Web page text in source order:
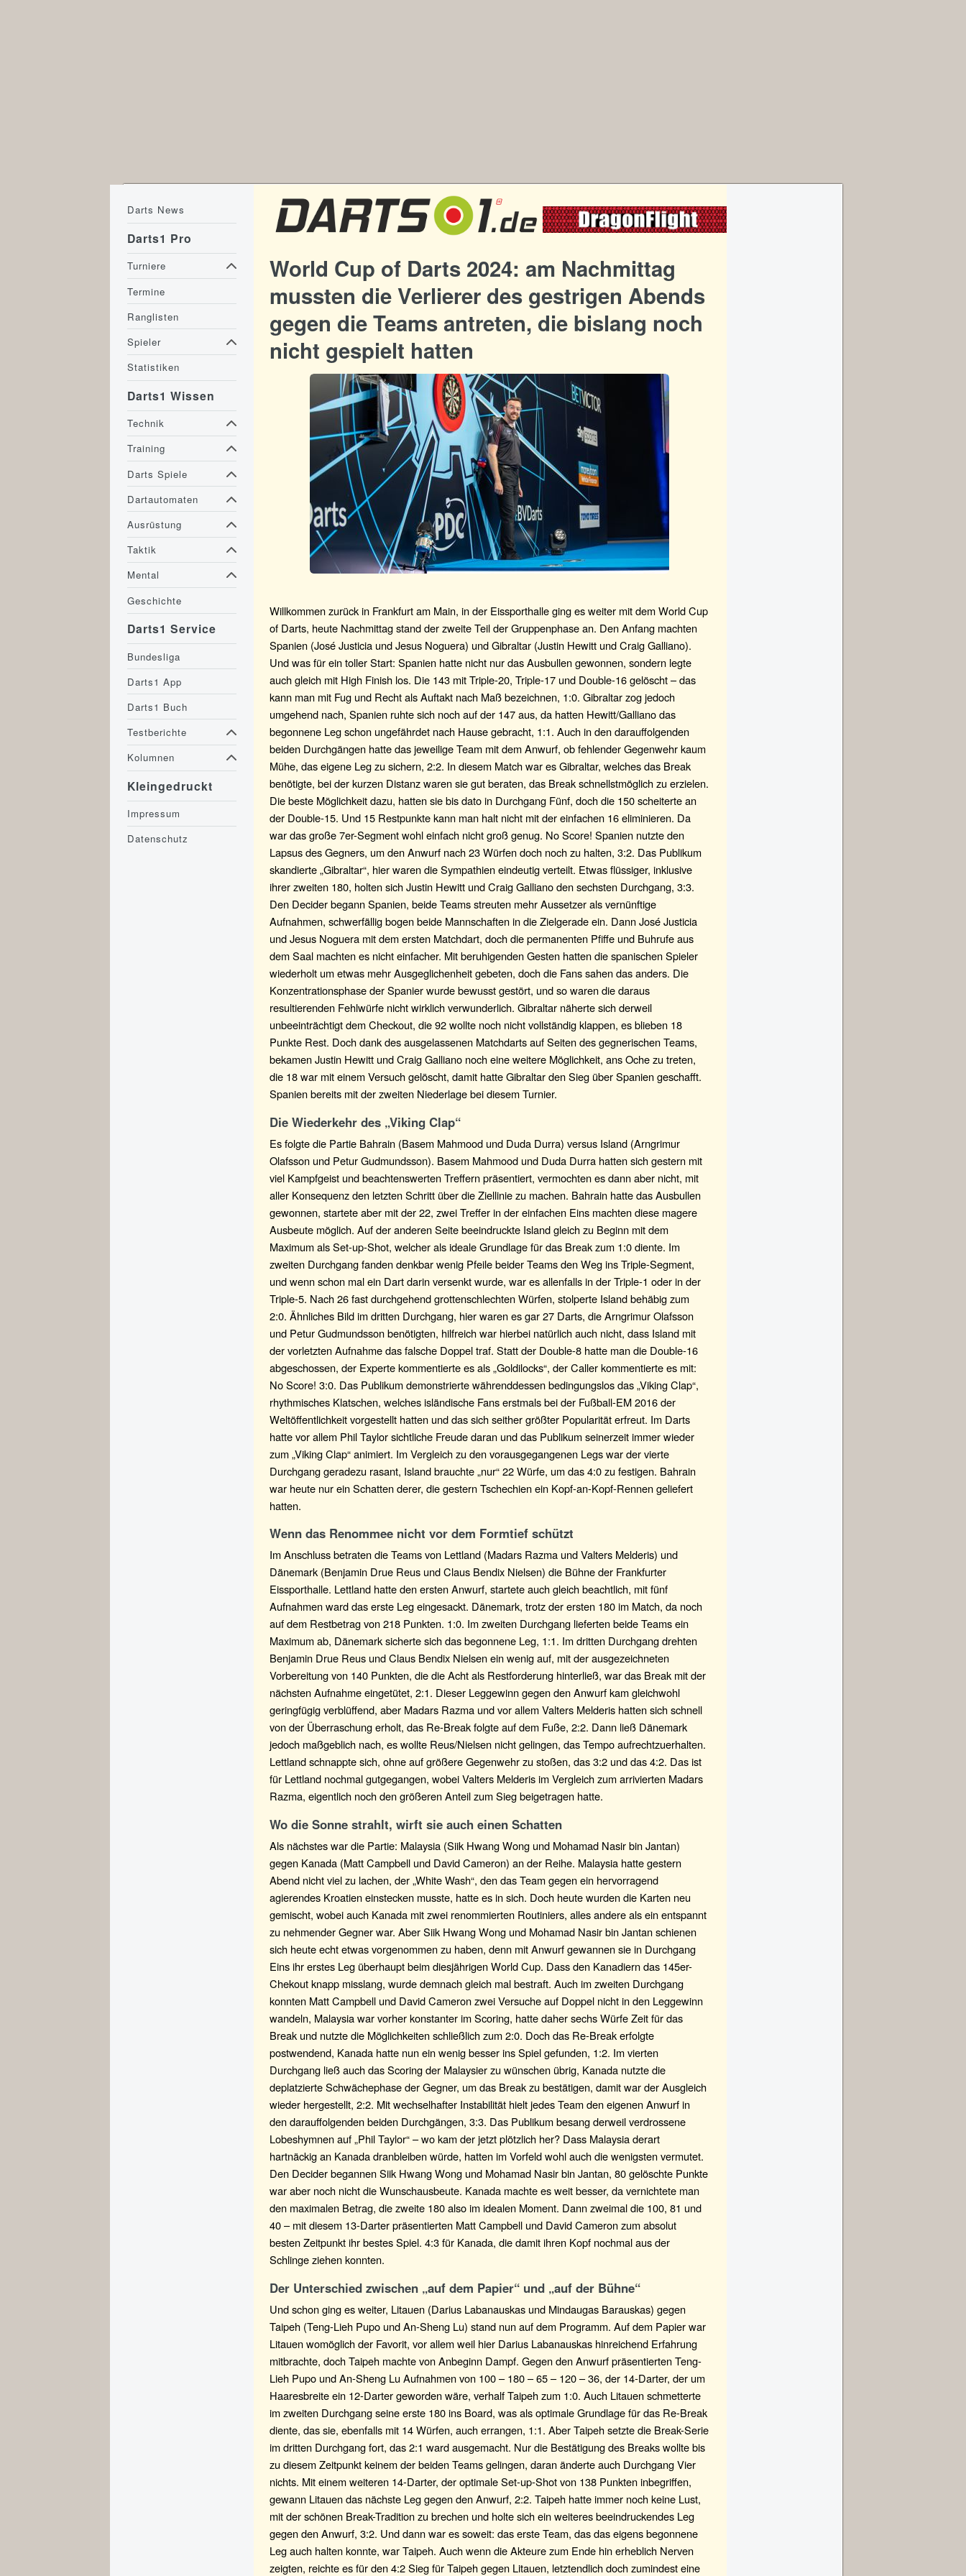
World Cup of Darts 2024: am Nachmittag
mussten die Verlierer des gestrigen Abends
gegen die Teams antreten, die bislang noch
nicht gespielt hatten
Willkommen zurück in Frankfurt am Main, in der Eissporthalle ging es weiter mit dem World Cup
of Darts, heute Nachmittag stand der zweite Teil der Gruppenphase an. Den Anfang machten
Spanien (José Justicia und Jesus Noguera) und Gibraltar (Justin Hewitt und Craig Galliano).
Und was für ein toller Start: Spanien hatte nicht nur das Ausbullen gewonnen, sondern legte
auch gleich mit High Finish los. Die 143 mit Triple-20, Triple-17 und Double-16 gelöscht – das
kann man mit Fug und Recht als Auftakt nach Maß bezeichnen, 1:0. Gibraltar zog jedoch
umgehend nach, Spanien ruhte sich noch auf der 147 aus, da hatten Hewitt/Galliano das
begonnene Leg schon ungefährdet nach Hause gebracht, 1:1. Auch in den darauffolgenden
beiden Durchgängen hatte das jeweilige Team mit dem Anwurf, ob fehlender Gegenwehr kaum
Mühe, das eigene Leg zu sichern, 2:2. In diesem Match war es Gibraltar, welches das Break
benötigte, bei der kurzen Distanz waren sie gut beraten, das Break schnellstmöglich zu erzielen.
Die beste Möglichkeit dazu, hatten sie bis dato in Durchgang Fünf, doch die 150 scheiterte an
der Double-15. Und 15 Restpunkte kann man halt nicht mit der einfachen 16 eliminieren. Da
war das große 7er-Segment wohl einfach nicht groß genug. No Score! Spanien nutzte den
Lapsus des Gegners, um den Anwurf nach 23 Würfen doch noch zu halten, 3:2. Das Publikum
skandierte „Gibraltar“, hier waren die Sympathien eindeutig verteilt. Etwas flüssiger, inklusive
ihrer zweiten 180, holten sich Justin Hewitt und Craig Galliano den sechsten Durchgang, 3:3.
Den Decider begann Spanien, beide Teams streuten mehr Aussetzer als vernünftige
Aufnahmen, schwerfällig bogen beide Mannschaften in die Zielgerade ein. Dann José Justicia
und Jesus Noguera mit dem ersten Matchdart, doch die permanenten Pfiffe und Buhrufe aus
dem Saal machten es nicht einfacher. Mit beruhigenden Gesten hatten die spanischen Spieler
wiederholt um etwas mehr Ausgeglichenheit gebeten, doch die Fans sahen das anders. Die
Konzentrationsphase der Spanier wurde bewusst gestört, und so waren die daraus
resultierenden Fehlwürfe nicht wirklich verwunderlich. Gibraltar näherte sich derweil
unbeeinträchtigt dem Checkout, die 92 wollte noch nicht vollständig klappen, es blieben 18
Punkte Rest. Doch dank des ausgelassenen Matchdarts auf Seiten des gegnerischen Teams,
bekamen Justin Hewitt und Craig Galliano noch eine weitere Möglichkeit, ans Oche zu treten,
die 18 war mit einem Versuch gelöscht, damit hatte Gibraltar den Sieg über Spanien geschafft.
Spanien bereits mit der zweiten Niederlage bei diesem Turnier.
Die Wiederkehr des „Viking Clap“
Es folgte die Partie Bahrain (Basem Mahmood und Duda Durra) versus Island (Arngrimur
Olafsson und Petur Gudmundsson). Basem Mahmood und Duda Durra hatten sich gestern mit
viel Kampfgeist und beachtenswerten Treffern präsentiert, vermochten es dann aber nicht, mit
aller Konsequenz den letzten Schritt über die Ziellinie zu machen. Bahrain hatte das Ausbullen
gewonnen, startete aber mit der 22, zwei Treffer in der einfachen Eins machten diese magere
Ausbeute möglich. Auf der anderen Seite beeindruckte Island gleich zu Beginn mit dem
Maximum als Set-up-Shot, welcher als ideale Grundlage für das Break zum 1:0 diente. Im
zweiten Durchgang fanden denkbar wenig Pfeile beider Teams den Weg ins Triple-Segment,
und wenn schon mal ein Dart darin versenkt wurde, war es allenfalls in der Triple-1 oder in der
Triple-5. Nach 26 fast durchgehend grottenschlechten Würfen, stolperte Island behäbig zum
2:0. Ähnliches Bild im dritten Durchgang, hier waren es gar 27 Darts, die Arngrimur Olafsson
und Petur Gudmundsson benötigten, hilfreich war hierbei natürlich auch nicht, dass Island mit
der vorletzten Aufnahme das falsche Doppel traf. Statt der Double-8 hatte man die Double-16
abgeschossen, der Experte kommentierte es als „Goldilocks“, der Caller kommentierte es mit:
No Score! 3:0. Das Publikum demonstrierte währenddessen bedingungslos das „Viking Clap“,
rhythmisches Klatschen, welches isländische Fans erstmals bei der Fußball-EM 2016 der
Weltöffentlichkeit vorgestellt hatten und das sich seither größter Popularität erfreut. Im Darts
hatte vor allem Phil Taylor sichtliche Freude daran und das Publikum seinerzeit immer wieder
zum „Viking Clap“ animiert. Im Vergleich zu den vorausgegangenen Legs war der vierte
Durchgang geradezu rasant, Island brauchte „nur“ 22 Würfe, um das 4:0 zu festigen. Bahrain
war heute nur ein Schatten derer, die gestern Tschechien ein Kopf-an-Kopf-Rennen geliefert
hatten.
Wenn das Renommee nicht vor dem Formtief schützt
Im Anschluss betraten die Teams von Lettland (Madars Razma und Valters Melderis) und
Dänemark (Benjamin Drue Reus und Claus Bendix Nielsen) die Bühne der Frankfurter
Eissporthalle. Lettland hatte den ersten Anwurf, startete auch gleich beachtlich, mit fünf
Aufnahmen ward das erste Leg eingesackt. Dänemark, trotz der ersten 180 im Match, da noch
auf dem Restbetrag von 218 Punkten. 1:0. Im zweiten Durchgang lieferten beide Teams ein
Maximum ab, Dänemark sicherte sich das begonnene Leg, 1:1. Im dritten Durchgang drehten
Benjamin Drue Reus und Claus Bendix Nielsen ein wenig auf, mit der ausgezeichneten
Vorbereitung von 140 Punkten, die die Acht als Restforderung hinterließ, war das Break mit der
nächsten Aufnahme eingetütet, 2:1. Dieser Leggewinn gegen den Anwurf kam gleichwohl
geringfügig verblüffend, aber Madars Razma und vor allem Valters Melderis hatten sich schnell
von der Überraschung erholt, das Re-Break folgte auf dem Fuße, 2:2. Dann ließ Dänemark
jedoch maßgeblich nach, es wollte Reus/Nielsen nicht gelingen, das Tempo aufrechtzuerhalten.
Lettland schnappte sich, ohne auf größere Gegenwehr zu stoßen, das 3:2 und das 4:2. Das ist
für Lettland nochmal gutgegangen, wobei Valters Melderis im Vergleich zum arrivierten Madars
Razma, eigentlich noch den größeren Anteil zum Sieg beigetragen hatte.
Wo die Sonne strahlt, wirft sie auch einen Schatten
Als nächstes war die Partie: Malaysia (Siik Hwang Wong und Mohamad Nasir bin Jantan)
gegen Kanada (Matt Campbell und David Cameron) an der Reihe. Malaysia hatte gestern
Abend nicht viel zu lachen, der „White Wash“, den das Team gegen ein hervorragend
agierendes Kroatien einstecken musste, hatte es in sich. Doch heute wurden die Karten neu
gemischt, wobei auch Kanada mit zwei renommierten Routiniers, alles andere als ein entspannt
zu nehmender Gegner war. Aber Siik Hwang Wong und Mohamad Nasir bin Jantan schienen
sich heute echt etwas vorgenommen zu haben, denn mit Anwurf gewannen sie in Durchgang
Eins ihr erstes Leg überhaupt beim diesjährigen World Cup. Dass den Kanadiern das 145er-
Chekout knapp misslang, wurde demnach gleich mal bestraft. Auch im zweiten Durchgang
konnten Matt Campbell und David Cameron zwei Versuche auf Doppel nicht in den Leggewinn
wandeln, Malaysia war vorher konstanter im Scoring, hatte daher sechs Würfe Zeit für das
Break und nutzte die Möglichkeiten schließlich zum 2:0. Doch das Re-Break erfolgte
postwendend, Kanada hatte nun ein wenig besser ins Spiel gefunden, 1:2. Im vierten
Durchgang ließ auch das Scoring der Malaysier zu wünschen übrig, Kanada nutzte die
deplatzierte Schwächephase der Gegner, um das Break zu bestätigen, damit war der Ausgleich
wieder hergestellt, 2:2. Mit wechselhafter Instabilität hielt jedes Team den eigenen Anwurf in
den darauffolgenden beiden Durchgängen, 3:3. Das Publikum besang derweil verdrossene
Lobeshymnen auf „Phil Taylor“ – wo kam der jetzt plötzlich her? Dass Malaysia derart
hartnäckig an Kanada dranbleiben würde, hatten im Vorfeld wohl auch die wenigsten vermutet.
Den Decider begannen Siik Hwang Wong und Mohamad Nasir bin Jantan, 80 gelöschte Punkte
war aber noch nicht die Wunschausbeute. Kanada machte es weit besser, da vernichtete man
den maximalen Betrag, die zweite 180 also im idealen Moment. Dann zweimal die 100, 81 und
40 – mit diesem 13-Darter präsentierten Matt Campbell und David Cameron zum absolut
besten Zeitpunkt ihr bestes Spiel. 4:3 für Kanada, die damit ihren Kopf nochmal aus der
Schlinge ziehen konnten.
Der Unterschied zwischen „auf dem Papier“ und „auf der Bühne“
Und schon ging es weiter, Litauen (Darius Labanauskas und Mindaugas Barauskas) gegen
Taipeh (Teng-Lieh Pupo und An-Sheng Lu) stand nun auf dem Programm. Auf dem Papier war
Litauen womöglich der Favorit, vor allem weil hier Darius Labanauskas hinreichend Erfahrung
mitbrachte, doch Taipeh machte von Anbeginn Dampf. Gegen den Anwurf präsentierten Teng-
Lieh Pupo und An-Sheng Lu Aufnahmen von 100 – 180 – 65 – 120 – 36, der 14-Darter, der um
Haaresbreite ein 12-Darter geworden wäre, verhalf Taipeh zum 1:0. Auch Litauen schmetterte
im zweiten Durchgang seine erste 180 ins Board, was als optimale Grundlage für das Re-Break
diente, das sie, ebenfalls mit 14 Würfen, auch errangen, 1:1. Aber Taipeh setzte die Break-Serie
im dritten Durchgang fort, das 2:1 ward ausgemacht. Nur die Bestätigung des Breaks wollte bis
zu diesem Zeitpunkt keinem der beiden Teams gelingen, daran änderte auch Durchgang Vier
nichts. Mit einem weiteren 14-Darter, der optimale Set-up-Shot von 138 Punkten inbegriffen,
gewann Litauen das nächste Leg gegen den Anwurf, 2:2. Taipeh hatte immer noch keine Lust,
mit der schönen Break-Tradition zu brechen und holte sich ein weiteres beeindruckendes Leg
gegen den Anwurf, 3:2. Und dann war es soweit: das erste Team, das das eigens begonnene
Leg auch halten konnte, war Taipeh. Auch wenn die Akteure zum Ende hin erheblich Nerven
zeigten, reichte es für den 4:2 Sieg für Taipeh gegen Litauen, letztendlich doch zumindest eine
Darts News
Darts1 Pro
Turniere
Termine
Ranglisten
Spieler
Statistiken
Darts1 Wissen
Technik
Training
Darts Spiele
Dartautomaten
Ausrüstung
Taktik
Mental
Geschichte
Darts1 Service
Bundesliga
Darts1 App
Darts1 Buch
Testberichte
Kolumnen
Kleingedruckt
Impressum
Datenschutz